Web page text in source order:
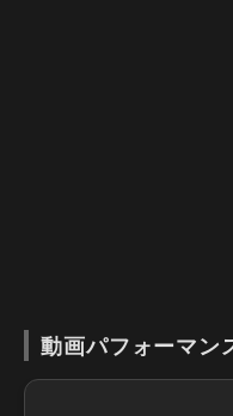
動画パフォーマン